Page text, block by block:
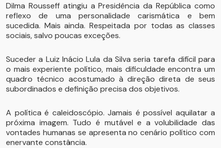
Dilma Rousseff atingiu a Presidência da República como
reflexo de uma personalidade carismática e bem
sucedida. Mais ainda. Respeitada por todas as classes
sociais, salvo poucas exceções.
Suceder a Luiz Inácio Lula da Silva seria tarefa difícil para
o mais experiente político, mais dificuldade encontra um
quadro técnico acostumado à direção direta de seus
subordinados e definição precisa dos objetivos.
A política é caleidoscópio. Jamais é possível aquilatar a
próxima imagem. Tudo é mutável e a volubilidade das
vontades humanas se apresenta no cenário político com
enervante constância.